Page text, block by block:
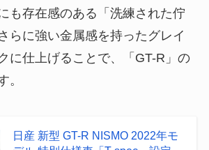
も存在感のある「洗練された佇
らに強い金属感を持ったグレイ
に仕上げることで、「GT-R」の
。
日産 新型 GT-R NISMO 2022年モ